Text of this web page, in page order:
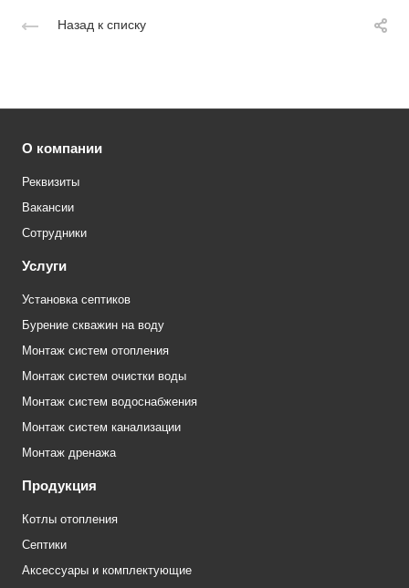
Назад к списку
О компании
Реквизиты
Вакансии
Сотрудники
Услуги
Установка септиков
Бурение скважин на воду
Монтаж систем отопления
Монтаж систем очистки воды
Монтаж систем водоснабжения
Монтаж систем канализации
Монтаж дренажа
Продукция
Котлы отопления
Септики
Аксессуары и комплектующие